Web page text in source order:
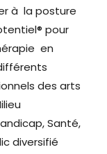
à la posture
pour
en
des arts
Santé,
diversifié